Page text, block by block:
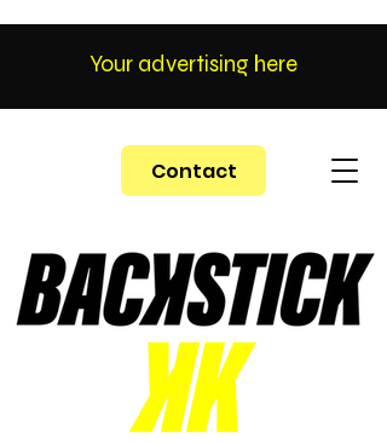
Contact
Your advertising here